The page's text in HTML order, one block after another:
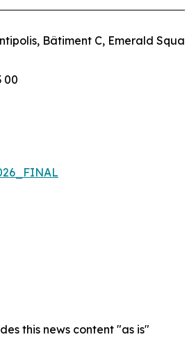
Bâtiment C, Emerald
00
this news content "as is"